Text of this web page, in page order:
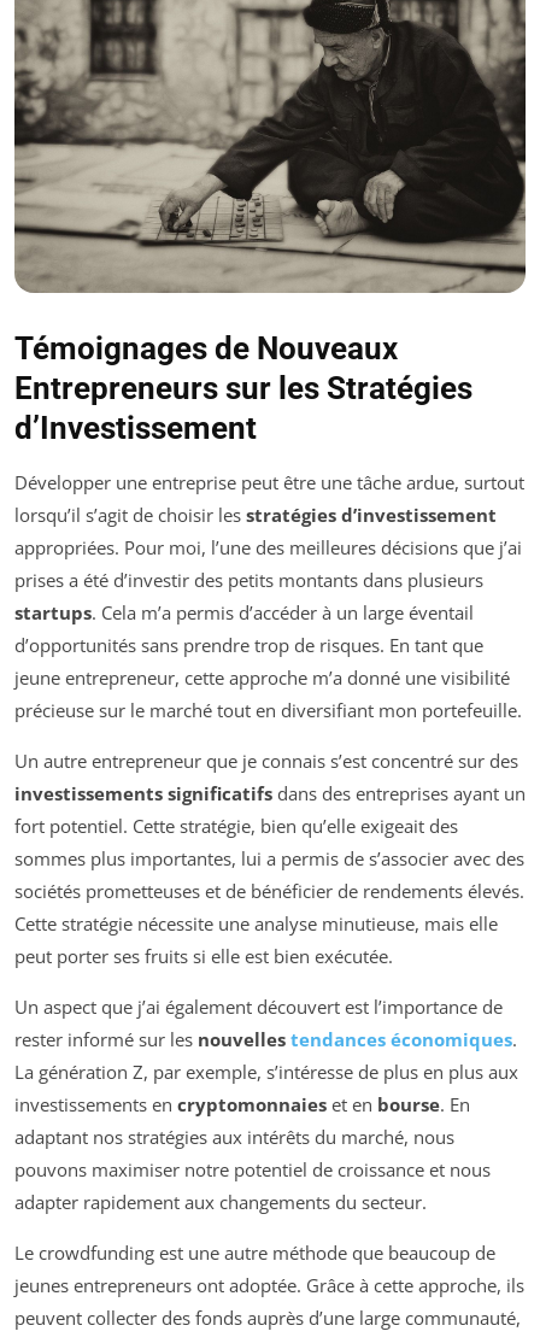
Témoignages de Nouveaux
Entrepreneurs sur les Stratégies
d’Investissement
Développer une entreprise peut être une tâche ardue, surtout
lorsqu’il s’agit de choisir les stratégies d’investissement
appropriées. Pour moi, l’une des meilleures décisions que j’ai
prises a été d’investir des petits montants dans plusieurs
startups. Cela m’a permis d’accéder à un large éventail
d’opportunités sans prendre trop de risques. En tant que
jeune entrepreneur, cette approche m’a donné une visibilité
précieuse sur le marché tout en diversifiant mon portefeuille.
Un autre entrepreneur que je connais s’est concentré sur des
investissements significatifs dans des entreprises ayant un
fort potentiel. Cette stratégie, bien qu’elle exigeait des
sommes plus importantes, lui a permis de s’associer avec des
sociétés prometteuses et de bénéficier de rendements élevés.
Cette stratégie nécessite une analyse minutieuse, mais elle
peut porter ses fruits si elle est bien exécutée.
Un aspect que j’ai également découvert est l’importance de
rester informé sur les nouvelles tendances économiques.
La génération Z, par exemple, s’intéresse de plus en plus aux
investissements en cryptomonnaies et en bourse. En
adaptant nos stratégies aux intérêts du marché, nous
pouvons maximiser notre potentiel de croissance et nous
adapter rapidement aux changements du secteur.
Le crowdfunding est une autre méthode que beaucoup de
jeunes entrepreneurs ont adoptée. Grâce à cette approche, ils
peuvent collecter des fonds auprès d’une large communauté,